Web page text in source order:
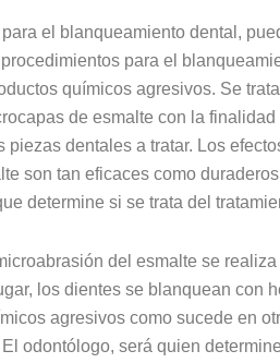
el blanqueamiento dental,
para el
químicos agresivos. Se
de esmalte con la
piezas dentales a tratar. Los
son tan eficaces como
determine si se trata del
del esmalte se
los dientes se blanquean con
agresivos como sucede en
odontólogo, será quien